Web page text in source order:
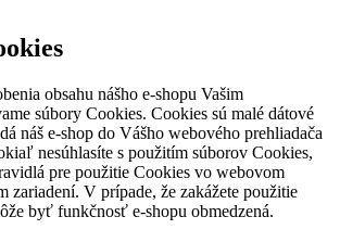
obsahu nášho e-shopu Vašim
súbory Cookies. Cookies sú malé dátové
náš e-shop do Vášho webového prehliadača
nesúhlasíte s použitím súborov Cookies,
pre použitie Cookies vo webovom
zariadení. V prípade, že zakážete použitie
byť funkčnosť e-shopu obmedzená.